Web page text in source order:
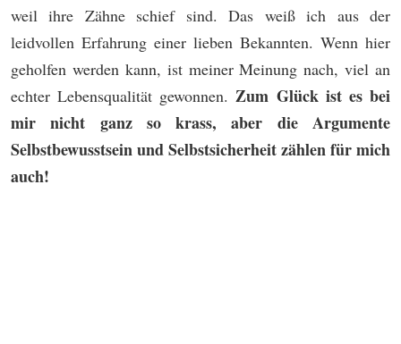
weil ihre Zähne schief sind. Das weiß ich aus der
leidvollen Erfahrung einer lieben Bekannten. Wenn hier
geholfen werden kann, ist meiner Meinung nach, viel an
echter Lebensqualität gewonnen.Zum Glück ist es bei
mir nicht ganz so krass, aber die Argumente
Selbstbewusstsein und Selbstsicherheit zählen für mich
auch!